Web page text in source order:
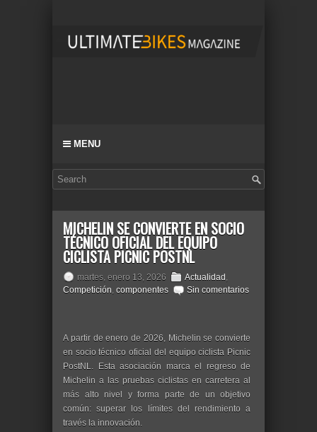
MENU
MICHELIN SE CONVIERTE EN SOCIO
TÉCNICO OFICIAL DEL EQUIPO
CICLISTA PICNIC POSTNL
martes, enero 13, 2026 Actualidad ,
Competición, componentes Sin comentarios
A partir de enero de 2026, Michelin se convierte
en socio técnico oficial del equipo ciclista Picnic
PostNL. Esta asociación marca el regreso de
Michelin a las pruebas ciclistas en carretera al
más alto nivel y forma parte de un objetivo
común: superar los límites del rendimiento a
través la innovación.